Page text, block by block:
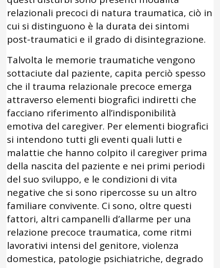
relazionali precoci di natura traumatica, ciò in
cui si distinguono è la durata dei sintomi
post-traumatici e il grado di disintegrazione.
Talvolta le memorie traumatiche vengono
sottaciute dal paziente, capita perciò spesso
che il trauma relazionale precoce emerga
attraverso elementi biografici indiretti che
facciano riferimento all’indisponibilità
emotiva del caregiver. Per elementi biografici
si intendono tutti gli eventi quali lutti e
malattie che hanno colpito il caregiver prima
della nascita del paziente e nei primi periodi
del suo sviluppo, e le condizioni di vita
negative che si sono ripercosse su un altro
familiare convivente. Ci sono, oltre questi
fattori, altri campanelli d’allarme per una
relazione precoce traumatica, come ritmi
lavorativi intensi del genitore, violenza
domestica, patologie psichiatriche, degrado